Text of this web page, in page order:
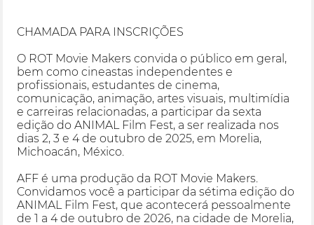
CHAMADA PARA INSCRIÇÕES
O ROT Movie Makers convida o público em geral,
bem como cineastas independentes e
profissionais, estudantes de cinema,
comunicação, animação, artes visuais, multimídia
e carreiras relacionadas, a participar da sexta
edição do ANIMAL Film Fest, a ser realizada nos
dias 2, 3 e 4 de outubro de 2025, em Morelia,
Michoacán, México.
AFF é uma produção da ROT Movie Makers.
Convidamos você a participar da sétima edição do
ANIMAL Film Fest, que acontecerá pessoalmente
de 1 a 4 de outubro de 2026, na cidade de Morelia,